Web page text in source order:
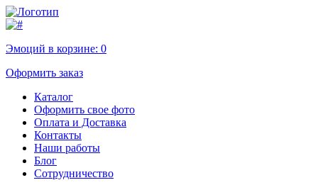
Эмоций в корзине: 0
Оформить заказ
Каталог
Оформить свое фото
Оплата и Доставка
Контакты
Наши работы
Блог
Сотрудничество